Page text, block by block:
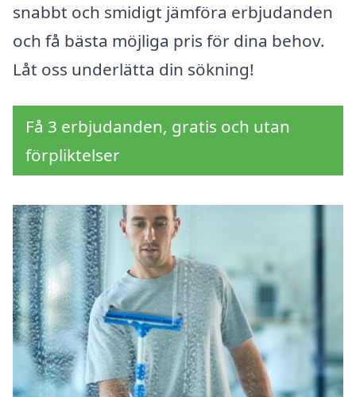
snabbt och smidigt jämföra erbjudanden
och få bästa möjliga pris för dina behov.
Låt oss underlätta din sökning!
Få 3 erbjudanden, gratis och utan
förpliktelser